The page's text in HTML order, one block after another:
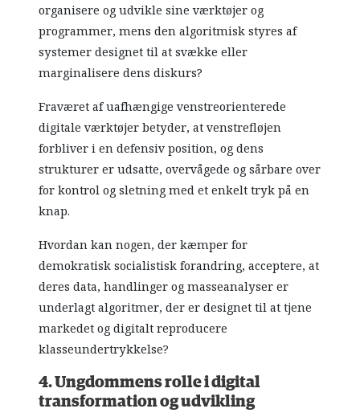
organisere og udvikle sine værktøjer og
programmer, mens den algoritmisk styres af
systemer designet til at svække eller
marginalisere dens diskurs?
Fraværet af uafhængige venstreorienterede
digitale værktøjer betyder, at venstrefløjen
forbliver i en defensiv position, og dens
strukturer er udsatte, overvågede og sårbare over
for kontrol og sletning med et enkelt tryk på en
knap.
Hvordan kan nogen, der kæmper for
demokratisk socialistisk forandring, acceptere, at
deres data, handlinger og masseanalyser er
underlagt algoritmer, der er designet til at tjene
markedet og digitalt reproducere
klasseundertrykkelse?
4. Ungdommens rolle i digital
transformation og udvikling